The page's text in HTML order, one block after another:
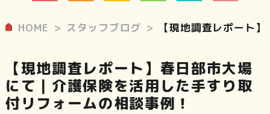
HOME スタッフブログ 【現地調査レポート
【現地調査レポート】春日部市大場
にて｜介護保険を活用した手すり取
付リフォームの相談事例！